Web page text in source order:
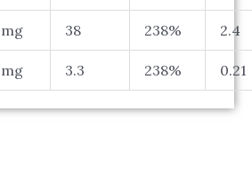
mg 38 238% 2.4
mg 3.3 238% 0.21